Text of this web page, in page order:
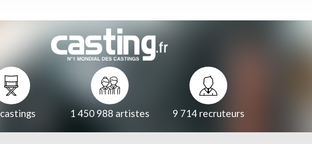
castings 1 450 988 artistes 9 714 recruteurs